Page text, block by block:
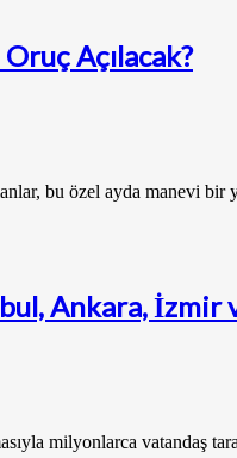
Açılacak?
bu özel ayda manevi bir
Ankara,
milyonlarca